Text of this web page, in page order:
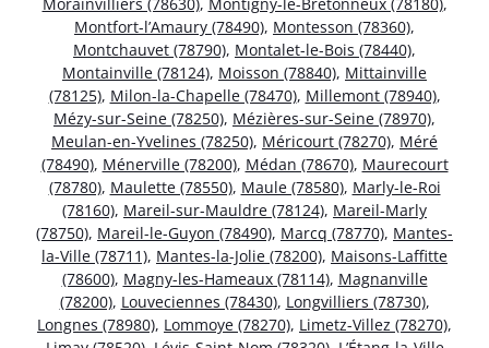
Montfort-l’Amaury (78490), Montesson (78360),
Montchauvet (78790), Montalet-le-Bois (78440),
Montainville (78124), Moisson (78840), Mittainville
(78125), Milon-la-Chapelle (78470), Millemont (78940),
Mézy-sur-Seine (78250), Mézières-sur-Seine (78970),
Meulan-en-Yvelines (78250), Méricourt (78270), Méré
(78490), Ménerville (78200), Médan (78670), Maurecourt
(78780), Maulette (78550), Maule (78580), Marly-le-Roi
(78160), Mareil-sur-Mauldre (78124), Mareil-Marly
(78750), Mareil-le-Guyon (78490), Marcq (78770), Mantes-
la-Ville (78711), Mantes-la-Jolie (78200), Maisons-Laffitte
(78600), Magny-les-Hameaux (78114), Magnanville
(78200), Louveciennes (78430), Longvilliers (78730),
Longnes (78980), Lommoye (78270), Limetz-Villez (78270),